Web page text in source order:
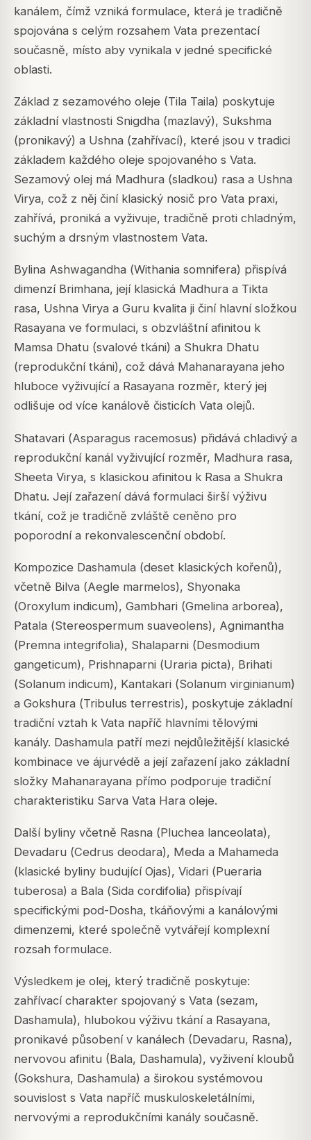
kanálem, čímž vzniká formulace, která je tradičně
spojována s celým rozsahem Vata prezentací
současně, místo aby vynikala v jedné specifické
oblasti.
Základ z sezamového oleje (Tila Taila) poskytuje
základní vlastnosti Snigdha (mazlavý), Sukshma
(pronikavý) a Ushna (zahřívací), které jsou v tradici
základem každého oleje spojovaného s Vata.
Sezamový olej má Madhura (sladkou) rasa a Ushna
Virya, což z něj činí klasický nosič pro Vata praxi,
zahřívá, proniká a vyživuje, tradičně proti chladným,
suchým a drsným vlastnostem Vata.
Bylina Ashwagandha (Withania somnifera) přispívá
dimenzí Brimhana, její klasická Madhura a Tikta
rasa, Ushna Virya a Guru kvalita ji činí hlavní složkou
Rasayana ve formulaci, s obzvláštní afinitou k
Mamsa Dhatu (svalové tkáni) a Shukra Dhatu
(reprodukční tkáni), což dává Mahanarayana jeho
hluboce vyživující a Rasayana rozměr, který jej
odlišuje od více kanálově čisticích Vata olejů.
Shatavari (Asparagus racemosus) přidává chladivý a
reprodukční kanál vyživující rozměr, Madhura rasa,
Sheeta Virya, s klasickou afinitou k Rasa a Shukra
Dhatu. Její zařazení dává formulaci širší výživu
tkání, což je tradičně zvláště ceněno pro
poporodní a rekonvalescenční období.
Kompozice Dashamula (deset klasických kořenů),
včetně Bilva (Aegle marmelos), Shyonaka
(Oroxylum indicum), Gambhari (Gmelina arborea),
Patala (Stereospermum suaveolens), Agnimantha
(Premna integrifolia), Shalaparni (Desmodium
gangeticum), Prishnaparni (Uraria picta), Brihati
(Solanum indicum), Kantakari (Solanum virginianum)
a Gokshura (Tribulus terrestris), poskytuje základní
tradiční vztah k Vata napříč hlavními tělovými
kanály. Dashamula patří mezi nejdůležitější klasické
kombinace ve ájurvédě a její zařazení jako základní
složky Mahanarayana přímo podporuje tradiční
charakteristiku Sarva Vata Hara oleje.
Další byliny včetně Rasna (Pluchea lanceolata),
Devadaru (Cedrus deodara), Meda a Mahameda
(klasické byliny budující Ojas), Vidari (Pueraria
tuberosa) a Bala (Sida cordifolia) přispívají
specifickými pod-Dosha, tkáňovými a kanálovými
dimenzemi, které společně vytvářejí komplexní
rozsah formulace.
Výsledkem je olej, který tradičně poskytuje:
zahřívací charakter spojovaný s Vata (sezam,
Dashamula), hlubokou výživu tkání a Rasayana,
pronikavé působení v kanálech (Devadaru, Rasna),
nervovou afinitu (Bala, Dashamula), vyživení kloubů
(Gokshura, Dashamula) a širokou systémovou
souvislost s Vata napříč muskuloskeletálními,
nervovými a reprodukčními kanály současně.